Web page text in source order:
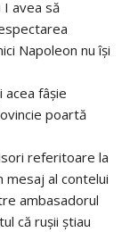
I avea să
Napoleon nu își
fâșie
poartă
referitoare la
al contelui
ambasadorul
că rușii știau